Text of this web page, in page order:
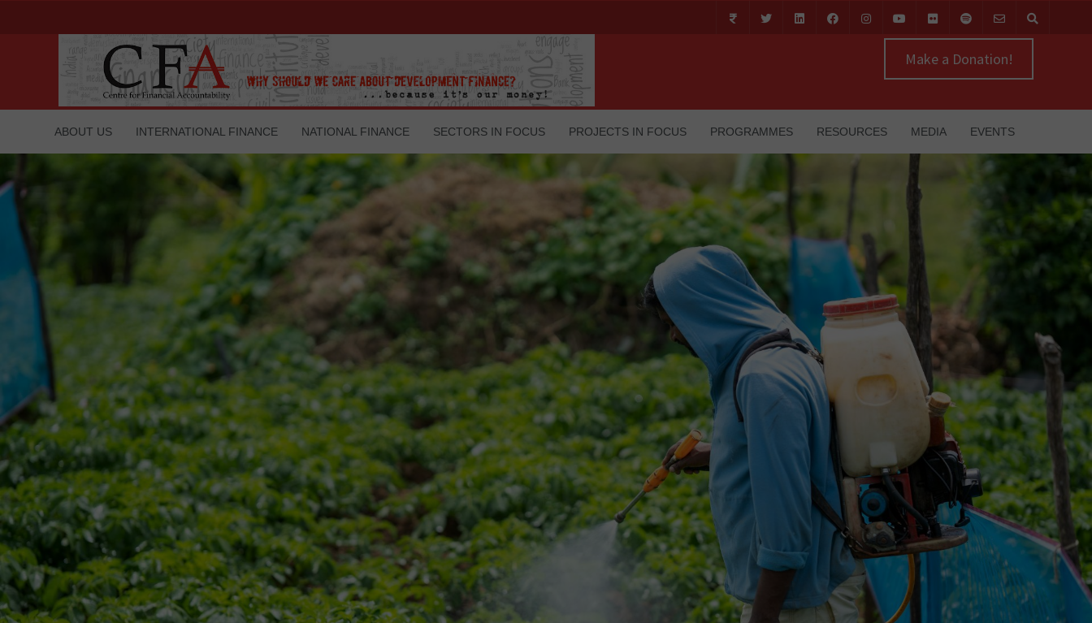
Make a Donation!
ABOUT US INTERNATIONAL FINANCE NATIONAL FINANCE SECTORS IN FOCUS PROJECTS IN FOCUS PROGRAMMES RESOURCES MEDIA EVENTS